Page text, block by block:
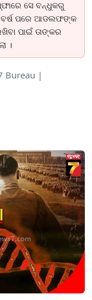
ସେ ବନ୍ଧୁକରୁ
ପରେ ଆଡଲଫଙ୍କ
ପାଇଁ ତାଙ୍କର
।
Bureau |